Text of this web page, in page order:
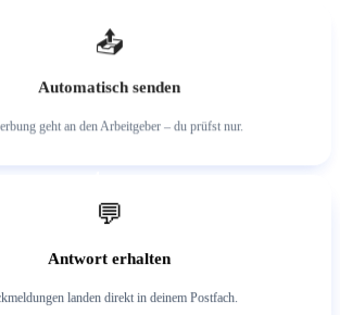
📤
Automatisch senden
geht an den Arbeitgeber – du prüfst nur.
💬
Antwort erhalten
landen direkt in deinem Postfach.